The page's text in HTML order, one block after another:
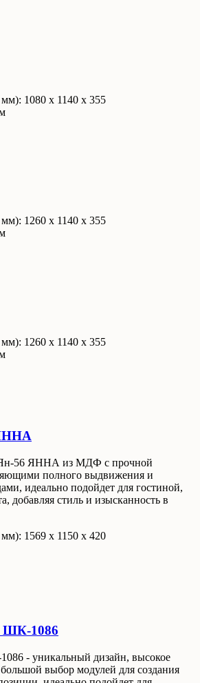
1080 х 1140 х 355
1260 х 1140 х 355
1260 х 1140 х 355
Ян-56 ЯННА из МДФ с прочной
полного выдвижения и
идеально подойдет для гостиной,
добавляя стиль и изысканность в
1569 х 1150 х 420
ШК-1086
- уникальный дизайн, высокое
выбор модулей для создания